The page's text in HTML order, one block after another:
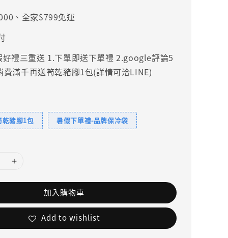
、全家$799免運
好禮三重送 1.下單即送下單禮 2.google評論5
費滿千再送筍乾豬腳1包(詳情可洽LINE)
豬腳1包 暑假下單禮-品牌保冷袋
加入購物車
Add to wishlist